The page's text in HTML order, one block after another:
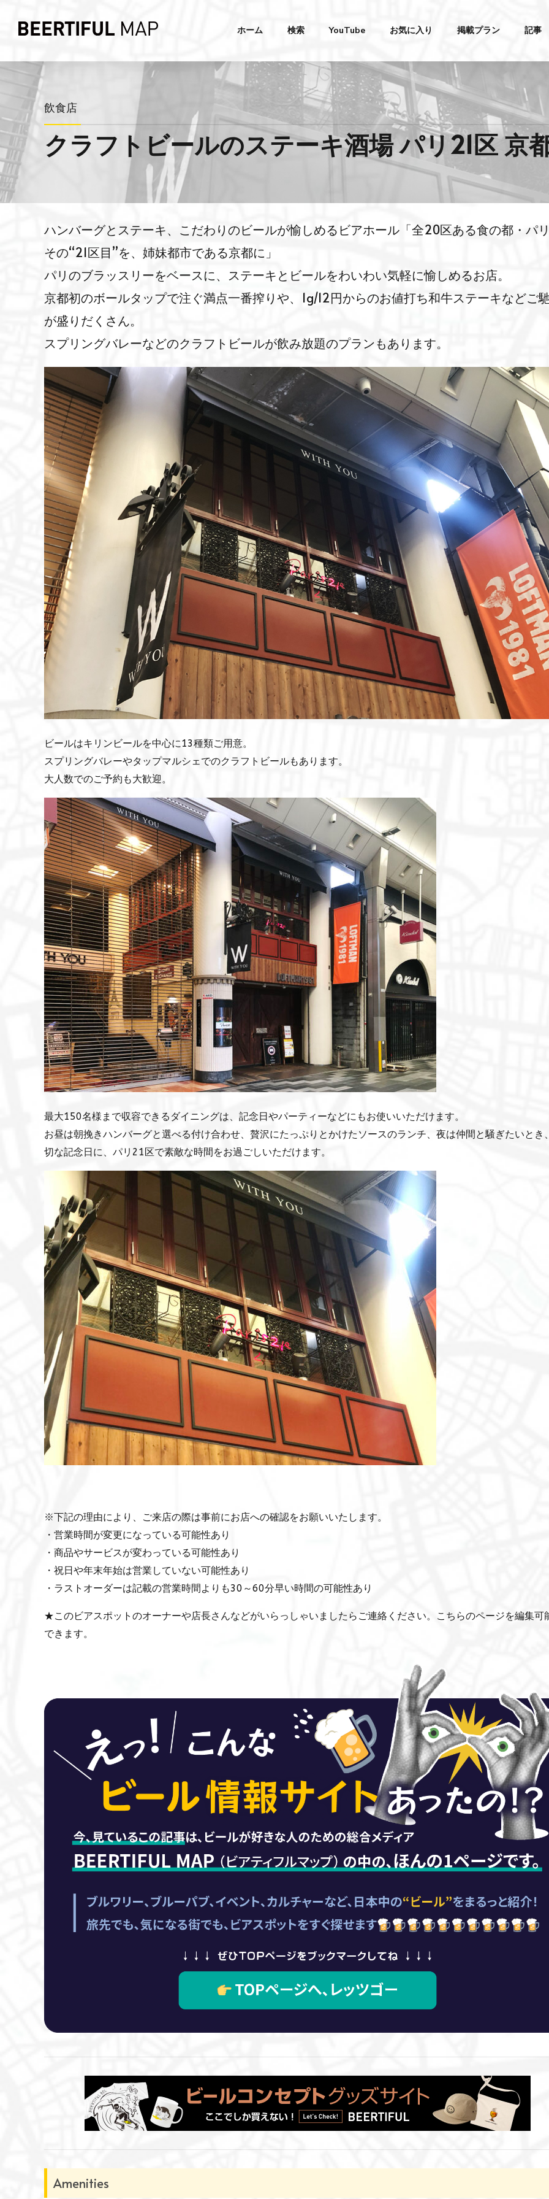
ホーム 検索 YouTube お気に入り 掲載プラン 記事
飲食店
クラフトビールのステーキ酒場 パリ21区 京
ハンバーグとステーキ、こだわりのビールが愉しめるビアホール「全20区ある食の都・パ
その“21区目”を、姉妹都市である京都に」
パリのブラッスリーをベースに、ステーキとビールをわいわい気軽に愉しめるお店。
京都初のボールタップで注ぐ満点一番搾りや、1g/12円からのお値打ち和牛ステーキなどご
が盛りだくさん。
スプリングバレーなどのクラフトビールが飲み放題のプランもあります。
ビールはキリンビールを中心に13種類ご用意。
スプリングバレーやタップマルシェでのクラフトビールもあります。
大人数でのご予約も大歓迎。
最大150名様まで収容できるダイニングは、記念日やパーティーなどにもお使いいただけます。
お昼は朝挽きハンバーグと選べる付け合わせ、贅沢にたっぷりとかけたソースのランチ、夜は仲間と騒ぎたいとき
切な記念日に、パリ21区で素敵な時間をお過ごしいただけます。
※下記の理由により、ご来店の際は事前にお店への確認をお願いいたします。
・営業時間が変更になっている可能性あり
・商品やサービスが変わっている可能性あり
・祝日や年末年始は営業していない可能性あり
・ラストオーダーは記載の営業時間よりも30～60分早い時間の可能性あり
★このビアスポットのオーナーや店長さんなどがいらっしゃいましたらご連絡ください。こちらのページを編集可
できます。
Amenities